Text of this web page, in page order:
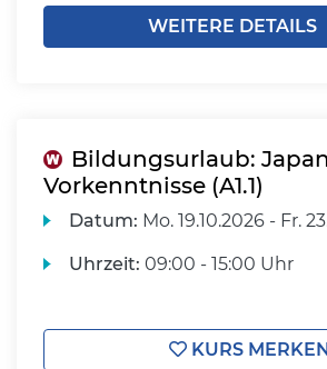
WEITERE DETAILS
Bildungsurlaub:
Vorkenntnisse (A1.1)
Datum: Mo. 19.10.2026 - Fr.
Uhrzeit: 09:00 - 15:00 Uhr
KURS